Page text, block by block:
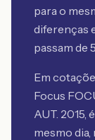
para o
diferenças
passam de
Em
Focus
AUT. 2015,
mesmo